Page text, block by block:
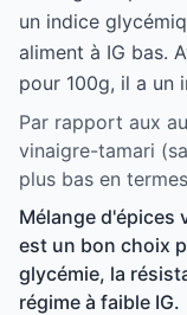
un indice
aliment à IG bas.
pour 100g, il a un
Par rapport aux
vinaigre-tamari
plus bas en
Mélange d'épices
est un bon choix
glycémie, la
régime à faible IG.